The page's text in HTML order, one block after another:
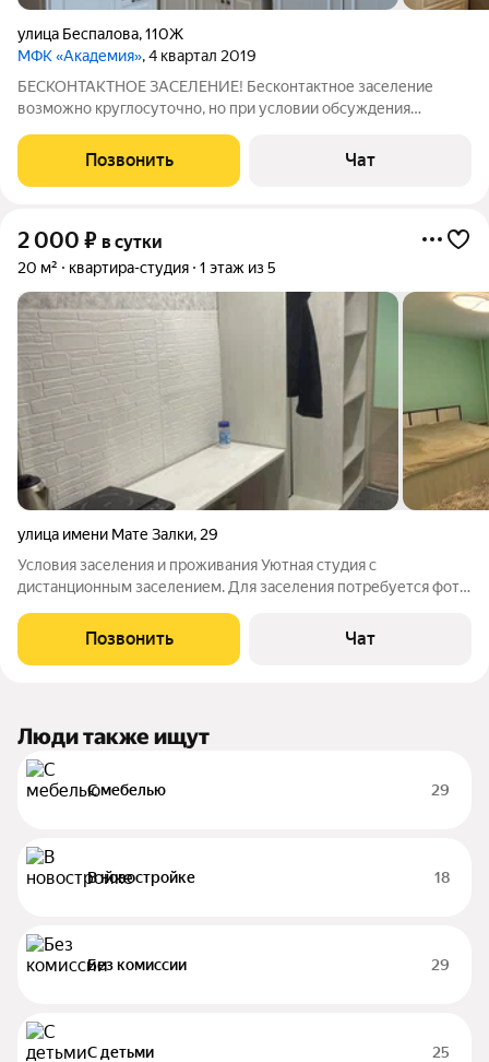
улица Беспалова,110Ж
МФК «Академия», 4 квартал 2019
БЕСКОНТАКТНОЕ ЗАСЕЛЕНИЕ! Бесконтактное заселение
возможно круглосуточно, но при условии обсуждения
есть всё необходимое для вашего комфортного проживания .
Страховой депозит 2500 рублей,
Позвонить Чат
2 000 ₽ в сутки
20 м² квартира-студия 1 этаж из 5
улица имени Мате Залки, 29
Условия заселения и проживания Уютная студия с
дистанционным заселением. Для заселения потребуется фото
цоколь (в квартире тепло и комфортно). Обратите внимание:
квартира не сдаётся почасово
Позвонить Чат
Люди также ищут
С мебелью 29
В новостройке 18
Без комиссии 29
С детьми 25